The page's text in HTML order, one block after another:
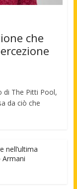
che
di The Pitti Pool,
da ciò che
nell’ultima
Armani